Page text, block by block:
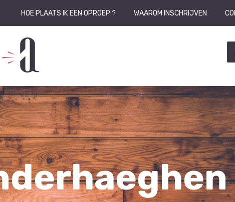
HOE PLAATS IK EEN OPROEP ? WAAROM INSCHRIJVEN